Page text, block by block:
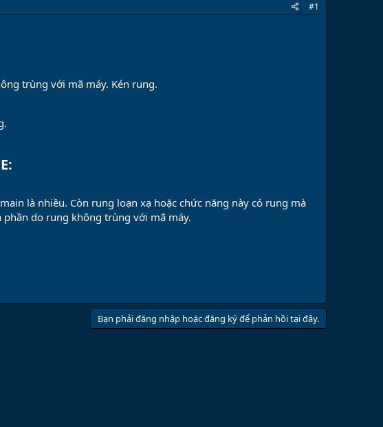
#1
trùng với mã máy. Kén rung.
là nhiều. Còn rung loạn xạ hoặc chức năng này có rung mà
do rung không trùng với mã máy.
Bạn phải đăng nhập hoặc đăng ký để phản hồi tại đây.